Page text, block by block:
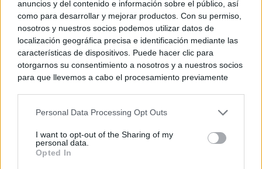
anuncios y del contenido e información sobre el público, así
como para desarrollar y mejorar productos. Con su permiso,
nosotros y nuestros socios podemos utilizar datos de
localización geográfica precisa e identificación mediante las
características de dispositivos. Puede hacer clic para
otorgarnos su consentimiento a nosotros y a nuestros socios
para que llevemos a cabo el procesamiento previamente
negar su consentimiento. Tenga en cuenta que algún
de su consentimiento, pero usted tiene el derecho de
rechazar tal procesamiento. Sus preferencias se aplicarán
Personal Data Processing Opt Outs
I want to opt-out of the Sharing of my
personal data.
Opted In